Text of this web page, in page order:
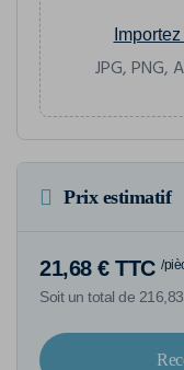
JPG, PNG,
Prix estimatif
21,68 € TTC /
Soit un total de